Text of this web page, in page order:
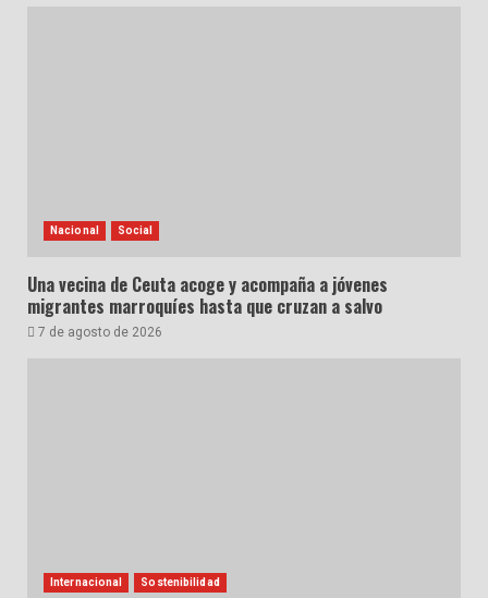
Nacional Social
Una vecina de Ceuta acoge y acompaña a jóvenes
migrantes marroquíes hasta que cruzan a salvo
7 de agosto de 2026
Internacional Sostenibilidad